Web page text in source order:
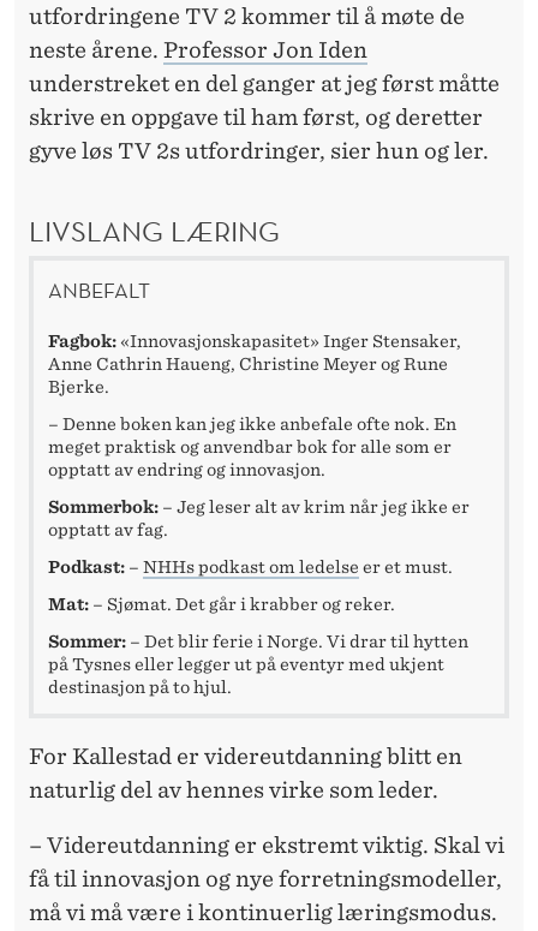
utfordringene TV 2 kommer til å møte de
neste årene. Professor Jon Iden
understreket en del ganger at jeg først måtte
skrive en oppgave til ham først, og deretter
gyve løs TV 2s utfordringer, sier hun og ler.
LIVSLANG LÆRING
ANBEFALT
Fagbok: «Innovasjonskapasitet» Inger Stensaker,
Anne Cathrin Haueng, Christine Meyer og Rune
Bjerke.
– Denne boken kan jeg ikke anbefale ofte nok. En
meget praktisk og anvendbar bok for alle som er
opptatt av endring og innovasjon.
Sommerbok: – Jeg leser alt av krim når jeg ikke er
opptatt av fag.
Podkast: – NHHs podkast om ledelse er et must.
Mat: – Sjømat. Det går i krabber og reker.
Sommer: – Det blir ferie i Norge. Vi drar til hytten
på Tysnes eller legger ut på eventyr med ukjent
destinasjon på to hjul.
For Kallestad er videreutdanning blitt en
naturlig del av hennes virke som leder.
– Videreutdanning er ekstremt viktig. Skal vi
få til innovasjon og nye forretningsmodeller,
må vi må være i kontinuerlig læringsmodus.